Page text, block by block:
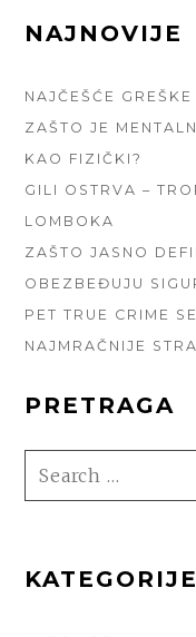
FOOTER
NAJNOVIJE
NAJČEŠĆE
ZAŠTO JE
KAO FIZIČKI?
GILI OSTRVA –
LOMBOKA
ZAŠTO JASNO
OBEZBEĐUJU
PET TRUE CRIME
NAJMRAČNIJE
PRETRAGA
SEARCH
FOR:
KATEGORIJE